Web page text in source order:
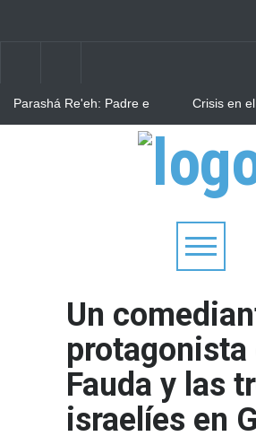
Parashá Re'eh: Padre e
Crisis en
contra el
Bulgaria: Adolescentes
antisemita en medio de una
Un
protagonista
Fauda y las
israelíes en